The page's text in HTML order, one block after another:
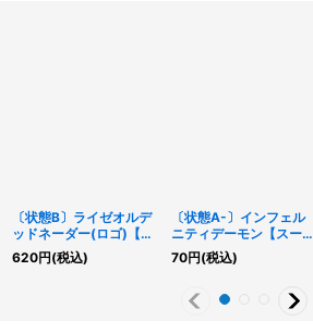
〔状態B〕ライゼオルデ
ッドネーダー(ロゴ)【シ
ークレット】{25LP-
JP014}《エクシーズ》
620円(税込)
〔状態A-〕インフェル
ニティデーモン【スーパ
ー】{TRC1-JP017}《モ
ンスター》
70円(税込)